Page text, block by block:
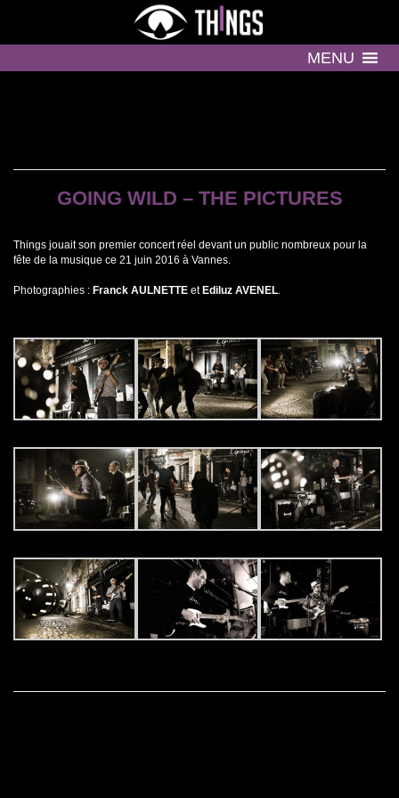
MENU
GOING WILD – THE PICTURES
Things jouait son premier concert réel devant un public nombreux pour la
fête de la musique ce 21 juin 2016 à Vannes.
Photographies : Franck AULNETTE etEdiluz AVENEL